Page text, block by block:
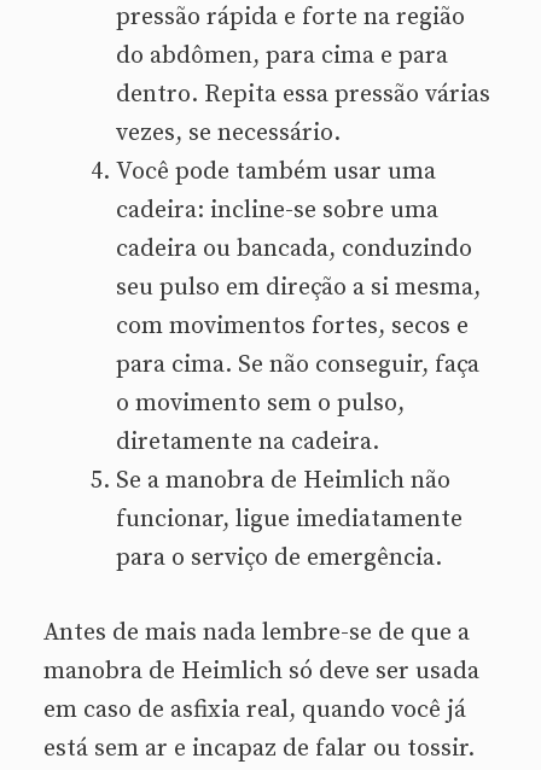
pressão rápida e forte na região
do abdômen, para cima e para
dentro. Repita essa pressão várias
vezes, se necessário.
Você pode também usar uma
cadeira: incline-se sobre uma
cadeira ou bancada, conduzindo
seu pulso em direção a si mesma,
com movimentos fortes, secos e
para cima. Se não conseguir, faça
o movimento sem o pulso,
diretamente na cadeira.
Se a manobra de Heimlich não
funcionar, ligue imediatamente
para o serviço de emergência.
Antes de mais nada lembre-se de que a
manobra de Heimlich só deve ser usada
em caso de asfixia real, quando você já
está sem ar e incapaz de falar ou tossir.